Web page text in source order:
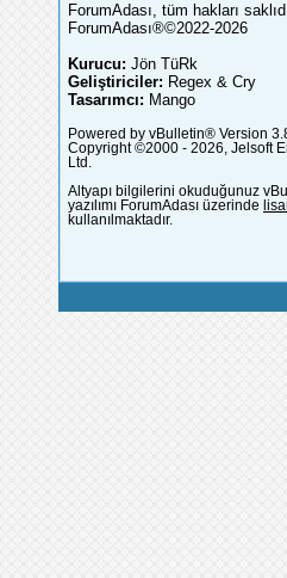
ForumAdası, tüm hakları
ForumAdası®©2022-2026
Kurucu: Jön TüRk
Geliştiriciler: Regex & Cry
Tasarımcı: Mango
Powered by vBulletin® Version
Copyright ©2000 - 2026, Jelsoft
Ltd.
Altyapı bilgilerini okuduğunuz
yazılımı ForumAdası üzerinde
kullanılmaktadır.